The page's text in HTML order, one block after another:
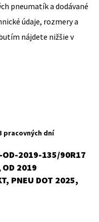
pneumatík a dodávané
údaje, rozmery a
nájdete nižšie v
pracovných dní
OD-2019-135/90R17
, OD 2019
PNEU DOT 2025,